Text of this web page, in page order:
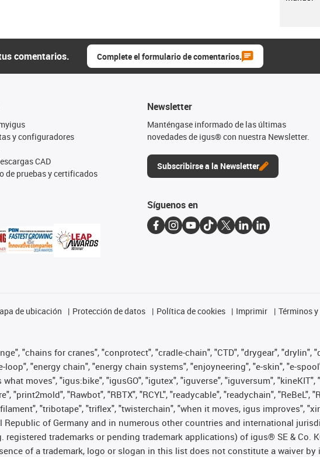
comentarios. Complete el formulario de comentarios.
y configuradores
CAD
de pruebas y certificados
Newsletter
Manténgase informado de las últimas
novedades de igus® con nuestra Newsletter.
Subscribirse a la Newsletter
Síguenos en
de ubicación Protección de datos Política de cookies Imprimir Términos
"chains for cranes", "conprotect", "cradle-chain", "CTD", "drygear", "drylin",
"energy chain", "energy chain systems", "enjoyneering", "e-skin", "e-
moves", "igus:bike", "igusGO", "igutex", "iguverse", "iguversum",
"Rawbot", "RBTX", "RCYL", "readycable", "readychain", "ReBeL",
"tribotape", "triflex", "twisterchain", "when it moves, igus improves",
Republic of Germany and in numerous other countries and international
trademarks or pending trademark applications) of igus® SE & Co.
of a trademark, logo or slogan in this list does not constitute a waiver